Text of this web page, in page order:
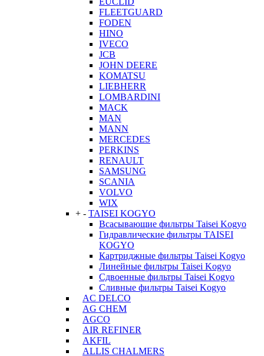
FLEETGUARD
FODEN
HINO
IVECO
JCB
JOHN DEERE
KOMATSU
LIEBHERR
LOMBARDINI
MACK
MAN
MANN
MERCEDES
PERKINS
RENAULT
SAMSUNG
SCANIA
VOLVO
WIX
+ - TAISEI KOGYO
Всасывающие фильтры Taisei Kogyo
Гидравлические фильтры TAISEI
KOGYO
Картриджные фильтры Taisei Kogyo
Линейные фильтры Taisei Kogyo
Сдвоенные фильтры Taisei Kogyo
Сливные фильтры Taisei Kogyo
AC DELCO
AG CHEM
AGCO
AIR REFINER
AKFIL
ALLIS CHALMERS